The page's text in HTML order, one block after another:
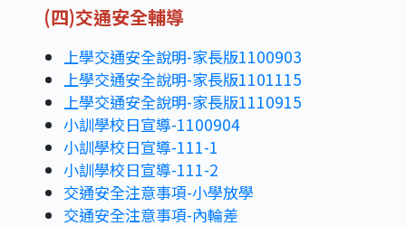
(四)交通安全輔導
上學交通安全說明-家長版1100903
上學交通安全說明-家長版1101115
上學交通安全說明-家長版1110915
小訓學校日宣導-1100904
小訓學校日宣導-111-1
小訓學校日宣導-111-2
交通安全注意事項-小學放學
交通安全注意事項-內輪差